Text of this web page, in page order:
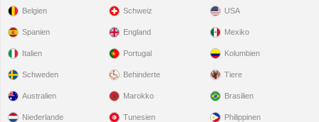
Belgien
Spanien
Italien
Schweden
Schweiz
England
Portugal
Behinderte
USA
Mexiko
Kolumbien
Tiere
Australien
Niederlande
Marokko
Tunesien
Brasilien
Philippinen